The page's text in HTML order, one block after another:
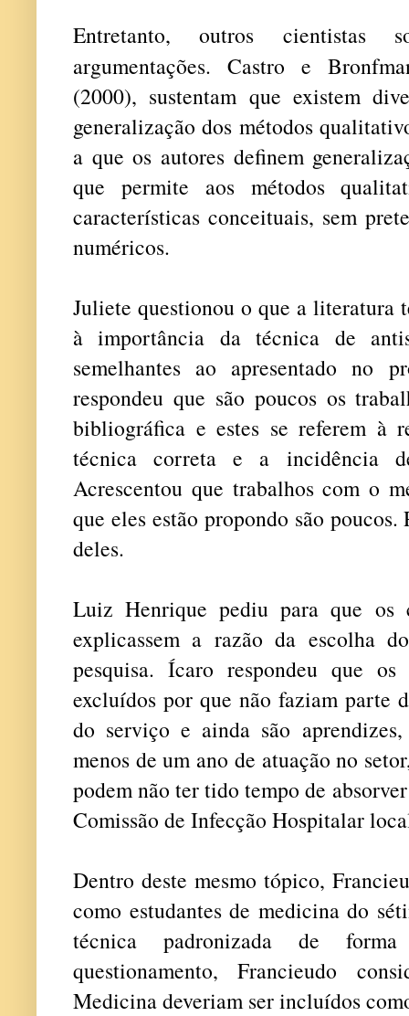
Entretanto, outros cientistas
argumentações. Castro e
(2000), sustentam que existem
generalização dos métodos
a que os autores definem
que permite aos métodos
características conceituais, sem
numéricos.
Juliete questionou o que a literatura
à importância da técnica de
semelhantes ao apresentado no
respondeu que são poucos os
bibliográfica e estes se referem à
técnica correta e a incidência
Acrescentou que trabalhos com o
que eles estão propondo são
deles.
Luiz Henrique pediu para que os
explicassem a razão da escolha
pesquisa. Ícaro respondeu que os
excluídos por que não faziam parte
do serviço e ainda são
menos de um ano de atuação no
podem não ter tido tempo de
Comissão de Infecção Hospitalar
Dentro deste mesmo tópico,
como estudantes de medicina do
técnica padronizada de
questionamento, Francieudo
Medicina deveriam ser incluídos